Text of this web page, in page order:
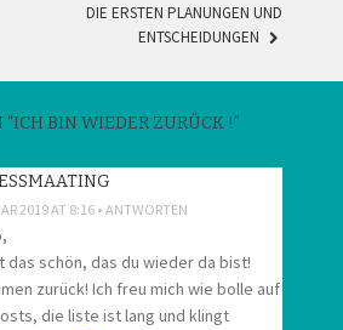
DIE ERSTEN PLANUNGEN UND
ENTSCHEIDUNGEN
“ICH BIN WIEDER ZURÜCK !”
2019 AT 8:16 ANTWORTEN
das schön, das du wieder da bist!
zurück! Ich freu mich wie bolle auf
die liste ist lang und klingt